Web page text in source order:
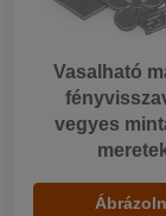
Vasalható
vegyes